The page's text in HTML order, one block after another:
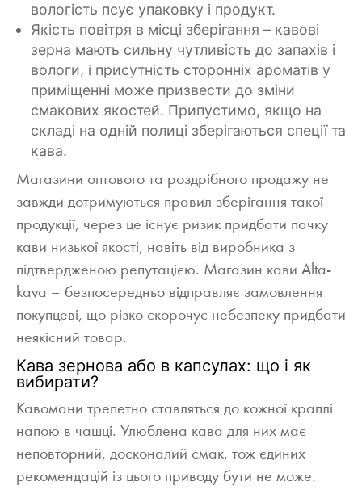
вологість псує упаковку і продукт.
Якість повітря в місці зберігання – кавові
зерна мають сильну чутливість до запахів і
вологи, і присутність сторонніх ароматів у
приміщенні може призвести до зміни
смакових якостей. Припустимо, якщо на
складі на одній полиці зберігаються спеції та
кава.
Магазини оптового та роздрібного продажу не
завжди дотримуються правил зберігання такої
продукції, через це існує ризик придбати пачку
кави низької якості, навіть від виробника з
підтвердженою репутацією. Магазин кави Alta-
kava – безпосередньо відправляє замовлення
покупцеві, що різко скорочує небезпеку придбати
неякісний товар.
Кава зернова або в капсулах: що і як
вибирати?
Кавомани трепетно ставляться до кожної краплі
напою в чашці. Улюблена кава для них має
неповторний, досконалий смак, тож єдиних
рекомендацій із цього приводу бути не може.